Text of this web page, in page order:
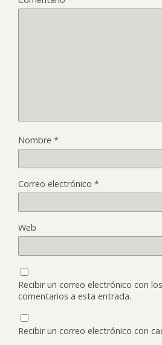
Nombre *
Correo electrónico *
Web
Recibir un correo electrónico con
comentarios a esta entrada.
Recibir un correo electrónico con